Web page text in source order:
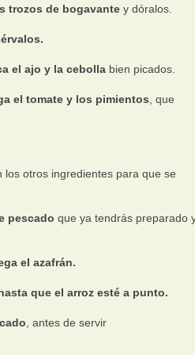
trozos de bogavante y dóralos.
el ajo y la cebolla bien picados.
el tomate y los pimientos , que
los otros ingredientes para que se
pescado que ya tendrás preparado
el azafrán.
que el arroz esté a punto.
, antes de servir